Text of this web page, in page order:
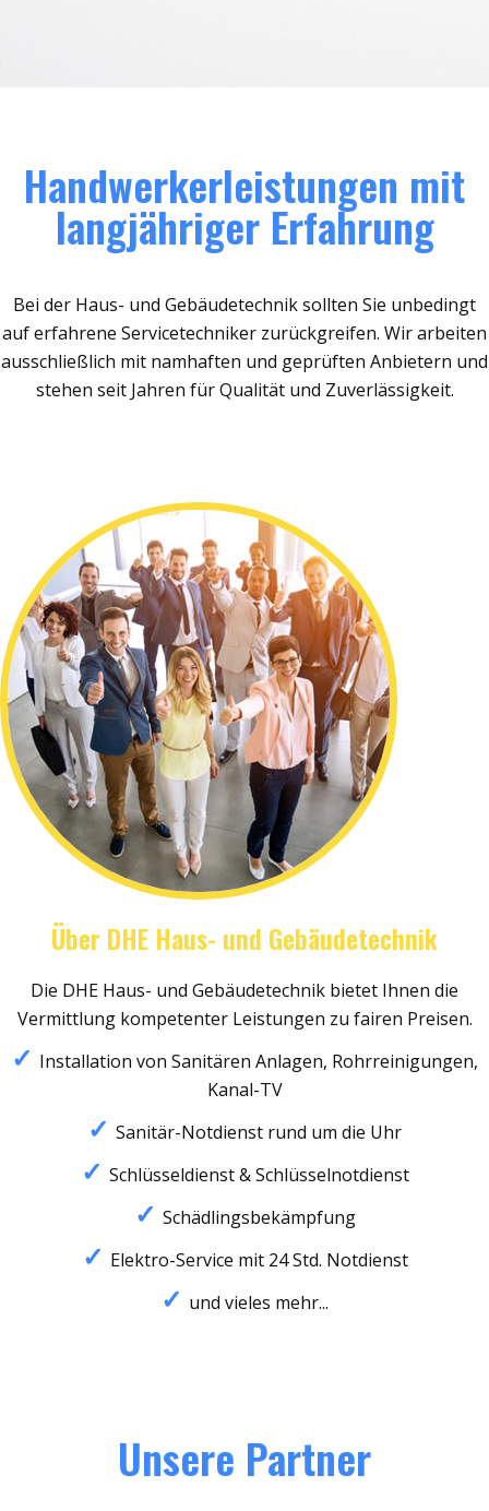
Handwerkerleistungen mit
langjähriger Erfahrung
Bei der Haus- und Gebäudetechnik sollten Sie unbedingt
auf erfahrene Servicetechniker zurückgreifen. Wir arbeiten
ausschließlich mit namhaften und geprüften Anbietern und
stehen seit Jahren für Qualität und Zuverlässigkeit.
Über DHE Haus- und Gebäudetechnik
Die DHE Haus- und Gebäudetechnik bietet Ihnen die
Vermittlung kompetenter Leistungen zu fairen Preisen.
Installation von Sanitären Anlagen, Rohrreinigungen,
Kanal-TV
Sanitär-Notdienst rund um die Uhr
Schlüsseldienst & Schlüsselnotdienst
Schädlingsbekämpfung
Elektro-Service mit 24 Std. Notdienst
und vieles mehr...
Unsere Partner